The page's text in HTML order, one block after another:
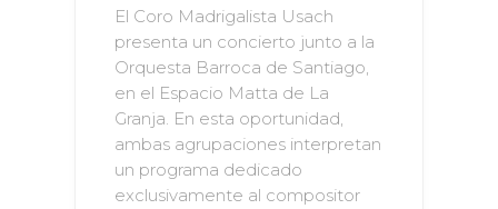
El Coro Madrigalista Usach
presenta un concierto junto a la
Orquesta Barroca de Santiago,
en el Espacio Matta de La
Granja. En esta oportunidad,
ambas agrupaciones interpretan
un programa dedicado
exclusivamente al compositor